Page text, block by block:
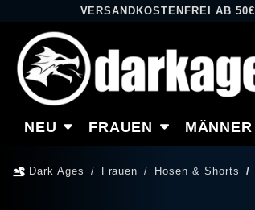
VERSANDKOSTENFREI AB 50€
NEU FRAUEN MÄNNER
Dark Ages Frauen Hosen & Shorts